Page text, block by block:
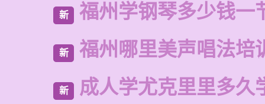
新 福州学钢琴多少钱一
新 福州哪里美声唱法培
新 成人学尤克里里多久